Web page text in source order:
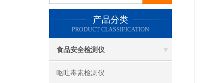
产品分类
PRODUCT CLASSIFICATION
食品安全检测仪
呕吐毒素检测仪